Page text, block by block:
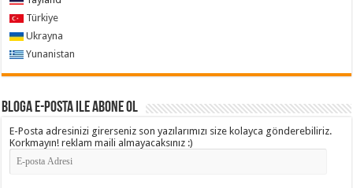
Türkiye
Ukrayna
Yunanistan
Bloga e-posta ile abone ol
E-Posta adresinizi girerseniz son yazılarımızı size kolayca gönderebiliriz.
Korkmayın! reklam maili almayacaksınız :)
E-
posta